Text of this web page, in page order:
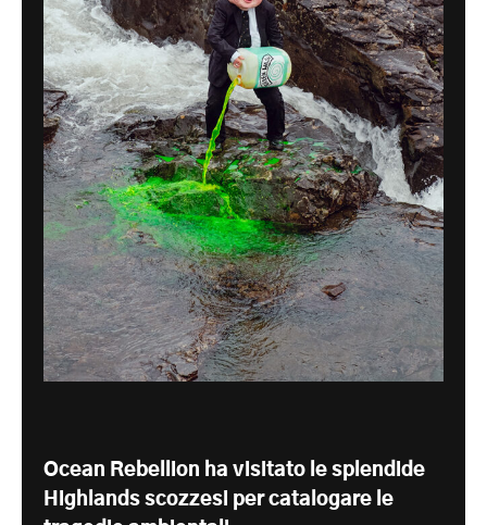
Ocean Rebellion ha visitato le splendide
Highlands scozzesi per catalogare le